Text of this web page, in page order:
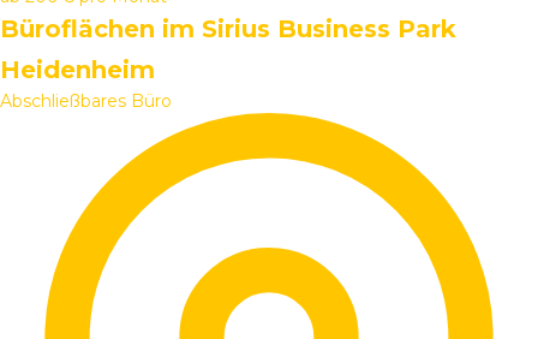
Büroflächen im Sirius Business Park
Heidenheim
Abschließbares Büro